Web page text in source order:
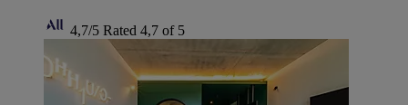
4,7/5 Rated 4,7 of 5